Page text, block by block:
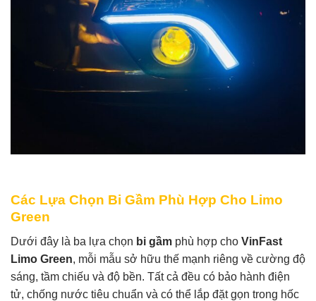
Các Lựa Chọn Bi Gầm Phù Hợp Cho Limo
Green
Dưới đây là ba lựa chọn bi gầm phù hợp cho VinFast
Limo Green, mỗi mẫu sở hữu thế mạnh riêng về cường độ
sáng, tầm chiếu và độ bền. Tất cả đều có bảo hành điện
tử, chống nước tiêu chuẩn và có thể lắp đặt gọn trong hốc